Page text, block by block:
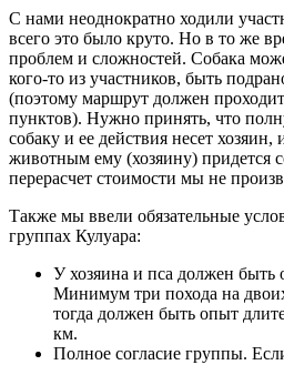
С нами неоднократно ходили
всего это было круто. Но в то же
проблем и сложностей. Собака
кого-то из участников, быть
(поэтому маршрут должен
пунктов). Нужно принять, что
собаку и ее действия несет хозяин,
животным ему (хозяину) придется
перерасчет стоимости мы не
Также мы ввели обязательные
группах Кулуара:
У хозяина и пса должен быть
Минимум три похода на
тогда должен быть опыт
км.
Полное согласие группы.